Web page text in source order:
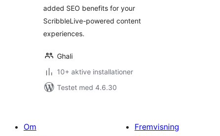
added SEO benefits for your
ScribbleLive-powered content
experiences.
Ghali
10+ aktive installationer
Testet med 4.6.30
Om
Fremvisning